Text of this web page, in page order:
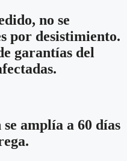
no se
por desistimiento.
garantías del
amplía a 60 días